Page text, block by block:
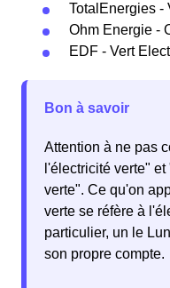
TotalEnergies -
Ohm Energie -
EDF - Vert
Bon à savoir
Attention à ne pas
l'électricité verte"
verte". Ce qu'on
verte se réfère à
particulier, un le
son propre compte.